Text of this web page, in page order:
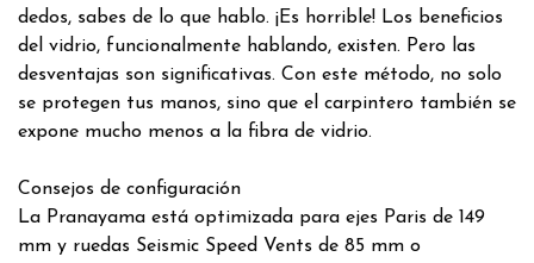
dedos, sabes de lo que hablo. ¡Es horrible! Los beneficios
del vidrio, funcionalmente hablando, existen. Pero las
desventajas son significativas. Con este método, no solo
se protegen tus manos, sino que el carpintero también se
expone mucho menos a la fibra de vidrio.
Consejos de configuración
La Pranayama está optimizada para ejes Paris de 149
mm y ruedas Seismic Speed ​​Vents de 85 mm o